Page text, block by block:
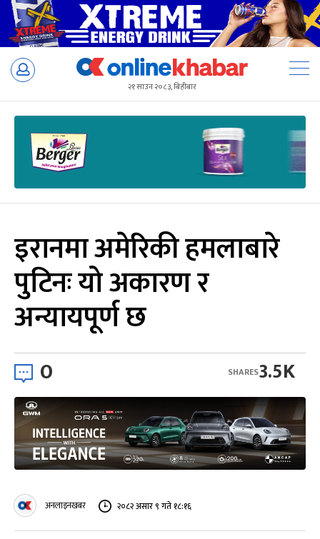
Skip
२१ साउन २०८३, बिहीबार
इरानमा अमेरिकी हमलाबारे
पुटिनः यो अकारण र
अन्यायपूर्ण छ
0 3.5K
SHARES
अनलाइनखबर २०८२ असार ९ गते १८:१६